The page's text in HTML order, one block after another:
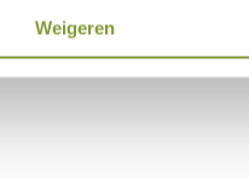
Weigeren